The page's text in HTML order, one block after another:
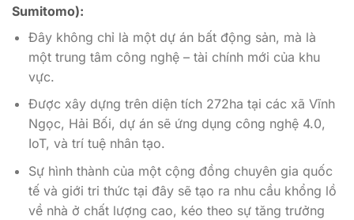
Sumitomo):
Đây không chỉ là một dự án bất động sản, mà là
một trung tâm công nghệ – tài chính mới của khu
vực.
Được xây dựng trên diện tích 272ha tại các xã Vĩnh
Ngọc, Hải Bối, dự án sẽ ứng dụng công nghệ 4.0,
IoT, và trí tuệ nhân tạo.
Sự hình thành của một cộng đồng chuyên gia quốc
tế và giới tri thức tại đây sẽ tạo ra nhu cầu khổng lồ
về nhà ở chất lượng cao, kéo theo sự tăng trưởng